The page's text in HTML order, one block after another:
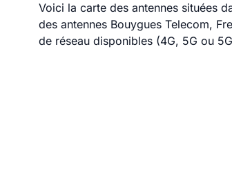
Voici la carte des antennes situées
des antennes Bouygues Telecom,
de réseau disponibles (4G, 5G ou